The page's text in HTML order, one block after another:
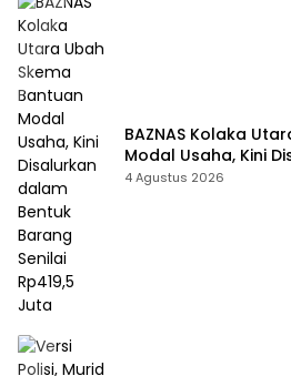
BAZNAS Kolaka
Modal Usaha, Kini
Barang Senilai
4 Agustus 2026